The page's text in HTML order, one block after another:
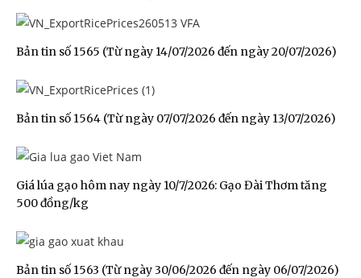
Bản tin số 1565 (Từ ngày 14/07/2026 đến ngày 20/07/2026)
Bản tin số 1564 (Từ ngày 07/07/2026 đến ngày 13/07/2026)
Giá lúa gạo hôm nay ngày 10/7/2026: Gạo Đài Thơm tăng
500 đồng/kg
Bản tin số 1563 (Từ ngày 30/06/2026 đến ngày 06/07/2026)